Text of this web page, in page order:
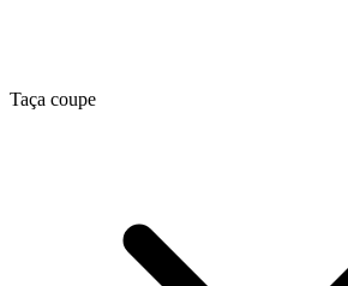
Taça coupe